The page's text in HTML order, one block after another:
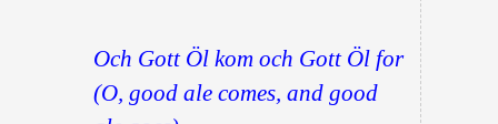
Och Gott Öl kom och Gott Öl for
(O, good ale comes, and good